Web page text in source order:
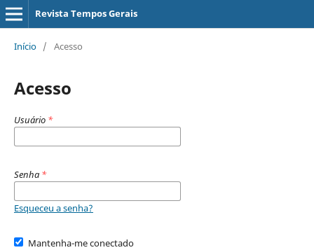
Revista Tempos Gerais
Início / Acesso
Acesso
Usuário *
Senha *
Esqueceu a senha?
Mantenha-me conectado